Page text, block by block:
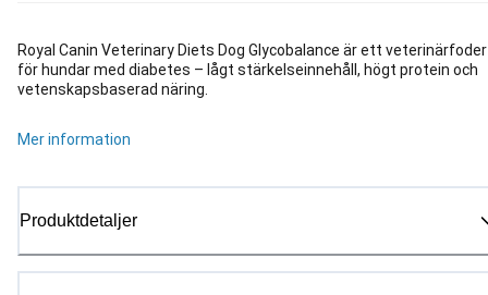
Royal Canin Veterinary Diets Dog Glycobalance är ett veterinärfoder
för hundar med diabetes – lågt stärkelseinnehåll, högt protein och
vetenskapsbaserad näring.
Mer information
Produktdetaljer